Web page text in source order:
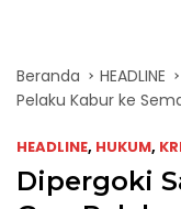
Beranda HEADLINE
Pelaku Kabur ke
HEADLINE, HUKUM,
Dipergoki